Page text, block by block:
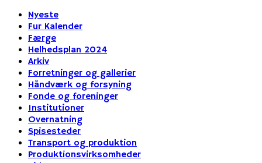
Nyeste
Fur Kalender
Færge
Helhedsplan 2024
Arkiv
Forretninger og gallerier
Håndværk og forsyning
Fonde og foreninger
Institutioner
Overnatning
Spisesteder
Transport og produktion
Produktionsvirksomheder